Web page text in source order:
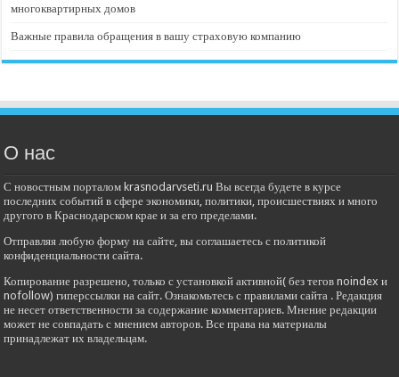
многоквартирных домов
Важные правила обращения в вашу страховую компанию
О нас
С новостным порталом krasnodarvseti.ru Вы всегда будете в курсе
последних событий в сфере экономики, политики, происшествиях и много
другого в Краснодарском крае и за его пределами.
Отправляя любую форму на сайте, вы соглашаетесь с политикой
конфиденциальности сайта.
Копирование разрешено, только с установкой активной( без тегов noindex и
nofollow) гиперссылки на сайт. Ознакомьтесь с правилами сайта . Редакция
не несет ответственности за содержание комментариев. Мнение редакции
может не совпадать с мнением авторов. Все права на материалы
принадлежат их владельцам.